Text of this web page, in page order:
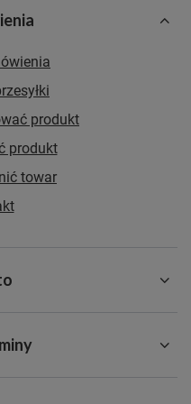
produkt
produkt
towar